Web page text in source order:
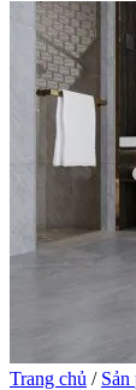
Trang chủ / Sản